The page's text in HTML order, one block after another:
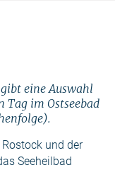
eine Auswahl
Tag im Ostseebad
und der
Seeheilbad